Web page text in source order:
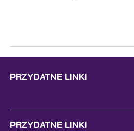
PRZYDATNE LINKI
PRZYDATNE LINKI